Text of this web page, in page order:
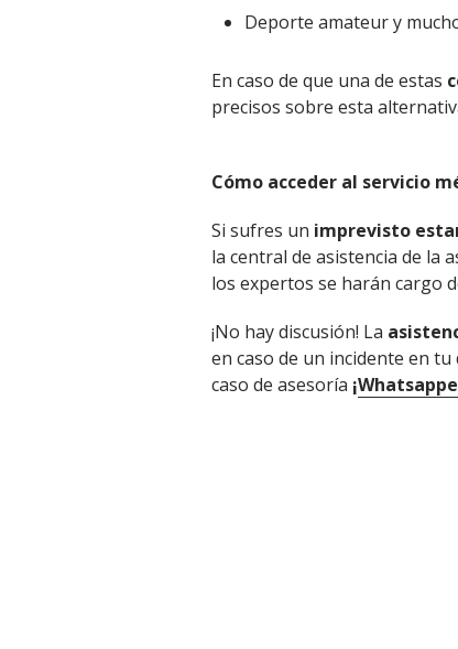
Deporte amateur y
En caso de que una de estas
precisos sobre esta
Cómo acceder al servicio
Si sufres un imprevisto
la central de asistencia de la
los expertos se harán cargo
¡No hay discusión! La
en caso de un incidente en
caso de asesoría ¡